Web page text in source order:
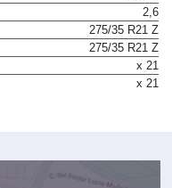
2,6
275/35 R21 Z
275/35 R21 Z
x 21
x 21